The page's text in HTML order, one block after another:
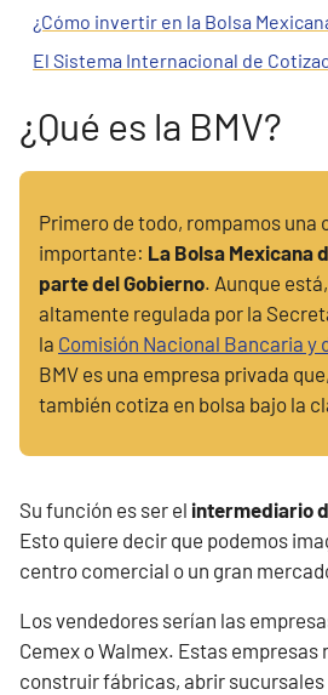
¿Cómo invertir en la Bolsa
El Sistema Internacional de
¿Qué es la BMV?
Primero de todo, rompamos una
importante: La Bolsa Mexicana
parte del Gobierno. Aunque
altamente regulada por la
la Comisión Nacional Bancaria y
BMV es una empresa privada
también cotiza en bolsa bajo la
Su función es ser el intermediario
Esto quiere decir que podemos
centro comercial o un gran
Los vendedores serían las
Cemex o Walmex. Estas
construir fábricas, abrir sucursales